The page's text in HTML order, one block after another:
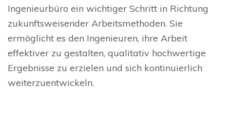
Ingenieurbüro ein wichtiger Schritt in Richtung
zukunftsweisender Arbeitsmethoden. Sie
ermöglicht es den Ingenieuren, ihre Arbeit
effektiver zu gestalten, qualitativ hochwertige
Ergebnisse zu erzielen und sich kontinuierlich
weiterzuentwickeln.